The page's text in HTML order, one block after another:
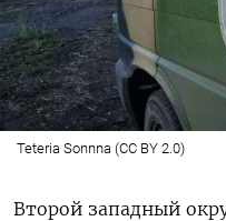
Teteria Sonnna (CC BY 2.0)
Второй западный